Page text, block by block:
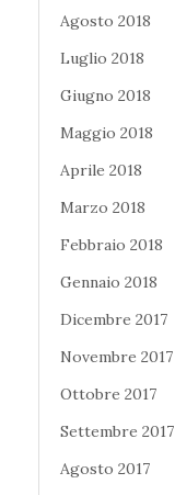
Agosto 2018
Luglio 2018
Giugno 2018
Maggio 2018
Aprile 2018
Marzo 2018
Febbraio 2018
Gennaio 2018
Dicembre 2017
Novembre 2017
Ottobre 2017
Settembre 2017
Agosto 2017